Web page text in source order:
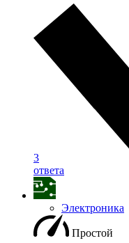
3
ответа
Электроника
Простой